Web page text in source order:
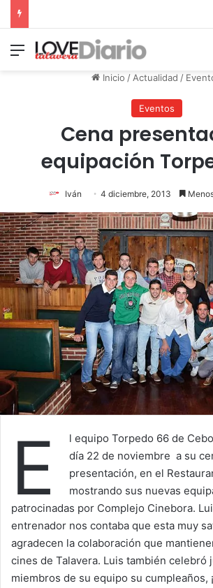
Menú
Inicio /Actualidad /
Eventos
Cena
equipación
Iván 4 diciembre, 2013
E
l equipo Torpedo 66 de
día 22 de noviembre a su
presentación, en el
mostrando sus nuevas
patrocinadas por Complejo Cinebora.
entrenador nos contaba que esta muy
agradecen la colaboración que
cines de Talavera. Luis también celebró
miembros de su equipo su cumpleaños,